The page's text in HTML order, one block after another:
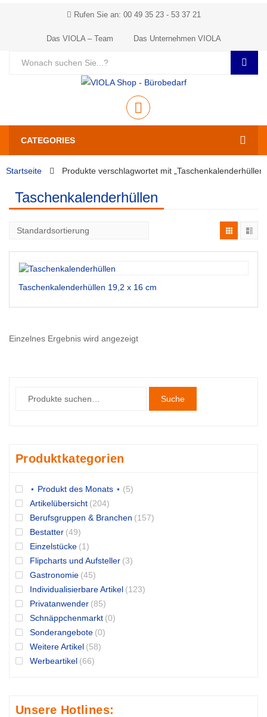
Rufen Sie an: 00 49 35 23 - 53 37 21
Das VIOLA – Team Das Unternehmen VIOLA
CATEGORIES
Startseite Produkte verschlagwortet mit „Taschenkalenderhüllen“
Taschenkalenderhüllen
Taschenkalenderhüllen 19,2 x 16 cm
Einzelnes Ergebnis wird angezeigt
Suche
Produktkategorien
⋆ Produkt des Monats ⋆ (5)
Artikelübersicht (204)
Berufsgruppen & Branchen (157)
Bestatter (49)
Einzelstücke (1)
Flipcharts und Aufsteller (3)
Gastronomie (45)
Individualisierbare Artikel (123)
Privatanwender (85)
Schnäppchenmarkt (0)
Sonderangebote (0)
Weitere Artikel (58)
Werbeartikel (66)
Unsere Hotlines: